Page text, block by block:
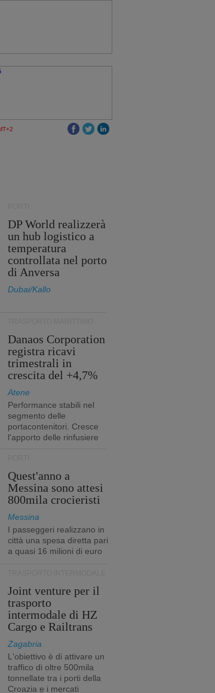
DP World realizzerà
un hub logistico a
temperatura
controllata nel porto
di Anversa
Dubai/Kallo
Danaos Corporation
registra ricavi
trimestrali in
crescita del +4,7%
Atene
Performance stabili nel
segmento delle
portacontenitori. Cresce
l'apporto delle rinfusiere
Quest'anno a
Messina sono attesi
800mila crocieristi
Messina
I passeggeri realizzano in
città una spesa diretta pari
a quasi 16 milioni di euro
Joint venture per il
trasporto
intermodale di HZ
Cargo e Railtrans
Zagabria
L'obiettivo è di attivare un
traffico di oltre 500mila
tonnellate tra i porti della
Croazia e i mercati